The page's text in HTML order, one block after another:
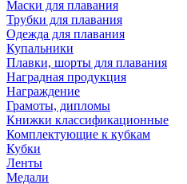
Маски для плавания
Трубки для плавания
Одежда для плавания
Купальники
Плавки, шорты для плавания
Наградная продукция
Награждение
Грамоты, дипломы
Книжки классификационные
Комплектующие к кубкам
Кубки
Ленты
Медали